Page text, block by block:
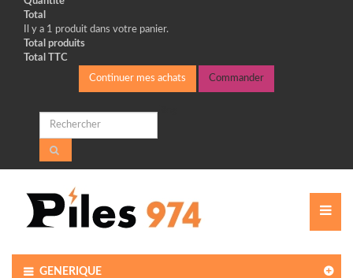
Total
Il y a 1 produit dans votre panier.
Total produits
Total TTC
Continuer mes achats
Commander
Toggle
GENERIQUE